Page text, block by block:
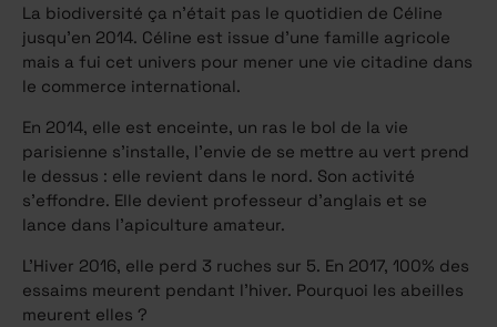
La biodiversité ça n’était pas le quotidien de Céline
jusqu’en 2014. Céline est issue d’une famille agricole
mais a fui cet univers pour mener une vie citadine dans
le commerce international.
En 2014, elle est enceinte, un ras le bol de la vie
parisienne s’installe, l’envie de se mettre au vert prend
le dessus : elle revient dans le nord. Son activité
s’effondre. Elle devient professeur d’anglais et se
lance dans l’apiculture amateur.
L’Hiver 2016, elle perd 3 ruches sur 5. En 2017, 100% des
essaims meurent pendant l’hiver. Pourquoi les abeilles
meurent elles ?